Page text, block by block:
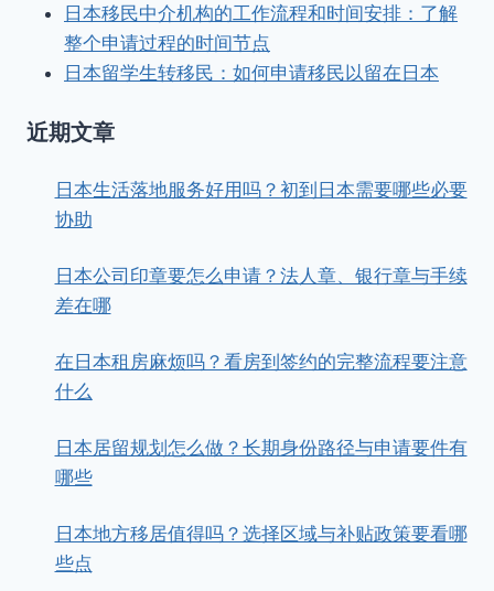
日本移民中介机构的工作流程和时间安排：了解
整个申请过程的时间节点
日本留学生转移民：如何申请移民以留在日本
近期文章
日本生活落地服务好用吗？初到日本需要哪些必要
协助
日本公司印章要怎么申请？法人章、银行章与手续
差在哪
在日本租房麻烦吗？看房到签约的完整流程要注意
什么
日本居留规划怎么做？长期身份路径与申请要件有
哪些
日本地方移居值得吗？选择区域与补贴政策要看哪
些点